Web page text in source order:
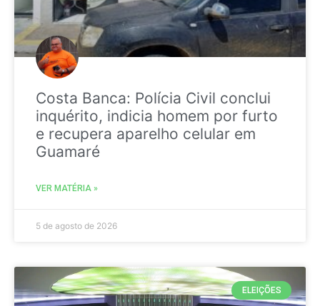
Costa Banca: Polícia Civil conclui
inquérito, indicia homem por furto
e recupera aparelho celular em
Guamaré
VER MATÉRIA »
5 de agosto de 2026
ELEIÇÕES